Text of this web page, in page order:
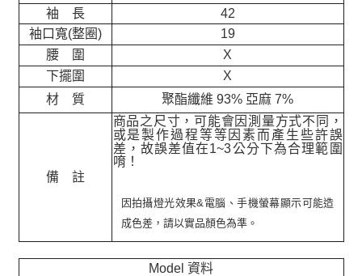
袖 長
42
袖口寬(整圈)
19
腰 圍
X
下擺圍
X
材 質
聚酯纖維 93% 亞麻 7%
備 註
商品之尺寸，可能會因測量方式不同，
或是製作過程等等因素而產生些許誤
差，故誤差值在1~3公分下為合理範圍
唷！
因拍攝燈光效果&電腦、手機螢幕顯示可能造
成色差，請以實品顏色為準。
Model 資料